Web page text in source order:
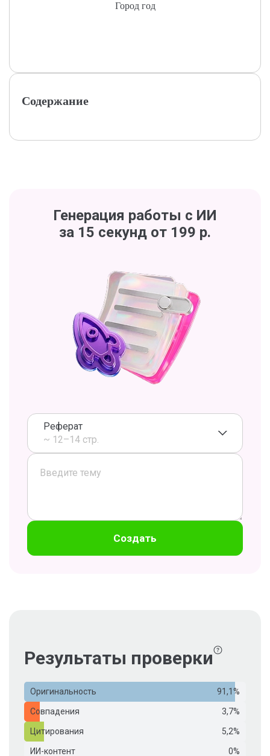
Город год
Содержание
Генерация работы с ИИ
за 15 секунд от 199 р.
Реферат
~ 12–14 стр.
Создать
Результаты проверки
Оригинальность 91,1%
Совпадения 3,7%
Цитирования 5,2%
ИИ-контент 0%